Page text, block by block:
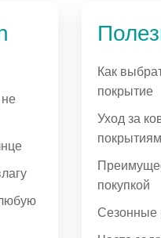
Как
покрытие
Уход за
покупкой
Сезонные